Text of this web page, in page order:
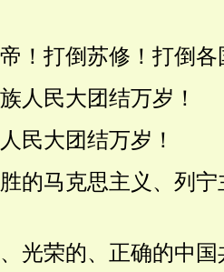
打倒苏修！打倒各
民大团结万岁！
大团结万岁！
马克思主义、列宁
荣的、正确的中国